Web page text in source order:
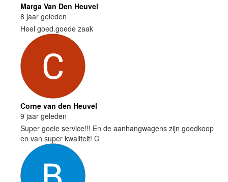
Marga Van Den Heuvel
8 jaar geleden
Heel goed.goede zaak
Corne van den Heuvel
9 jaar geleden
Super goeie service!!! En de aanhangwagens zijn goedkoop
en van super kwaliteit! C